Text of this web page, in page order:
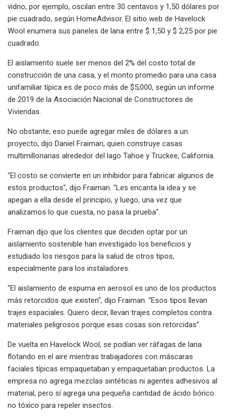
vidrio, por ejemplo, oscilan entre 30 centavos y 1,50 dólares por
pie cuadrado, según HomeAdvisor. El sitio web de Havelock
Wool enumera sus paneles de lana entre $ 1,50 y $ 2,25 por pie
cuadrado.
El aislamiento suele ser menos del 2% del costo total de
construcción de una casa, y el monto promedio para una casa
unifamiliar típica es de poco más de $5,000, según un informe
de 2019 de la Asociación Nacional de Constructores de
Viviendas.
No obstante, eso puede agregar miles de dólares a un
proyecto, dijo Daniel Fraiman, quien construye casas
multimillonarias alrededor del lago Tahoe y Truckee, California.
"El costo se convierte en un inhibidor para fabricar algunos de
estos productos", dijo Fraiman. "Les encanta la idea y se
apegan a ella desde el principio, y luego, una vez que
analizamos lo que cuesta, no pasa la prueba".
Fraiman dijo que los clientes que deciden optar por un
aislamiento sostenible han investigado los beneficios y
estudiado los riesgos para la salud de otros tipos,
especialmente para los instaladores.
"El aislamiento de espuma en aerosol es uno de los productos
más retorcidos que existen", dijo Fraiman. “Esos tipos llevan
trajes espaciales. Quiero decir, llevan trajes completos contra
materiales peligrosos porque esas cosas son retorcidas”.
De vuelta en Havelock Wool, se podían ver ráfagas de lana
flotando en el aire mientras trabajadores con máscaras
faciales típicas empaquetaban y empaquetaban productos. La
empresa no agrega mezclas sintéticas ni agentes adhesivos al
material, pero sí agrega una pequeña cantidad de ácido bórico
no tóxico para repeler insectos.